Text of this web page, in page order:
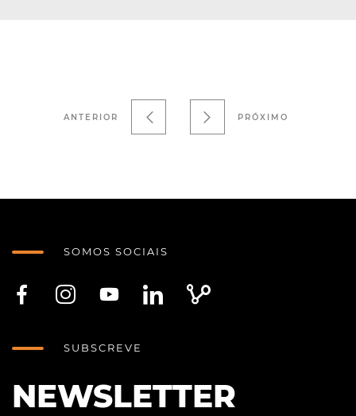
ANTERIOR PRÓXIMO
SOMOS SOCIAIS
SUBSCREVE
NEWSLETTER